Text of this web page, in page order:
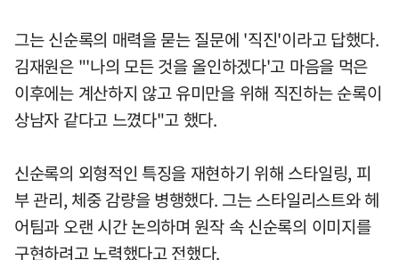
그는 신순록의 매력을 묻는 질문에 '직진'이라고 답했다.
김재원은 "'나의 모든 것을 올인하겠다'고 마음을 먹은
이후에는 계산하지 않고 유미만을 위해 직진하는 순록이
상남자 같다고 느꼈다"고 했다.
신순록의 외형적인 특징을 재현하기 위해 스타일링, 피
부 관리, 체중 감량을 병행했다. 그는 스타일리스트와 헤
어팀과 오랜 시간 논의하며 원작 속 신순록의 이미지를
구현하려고 노력했다고 전했다.